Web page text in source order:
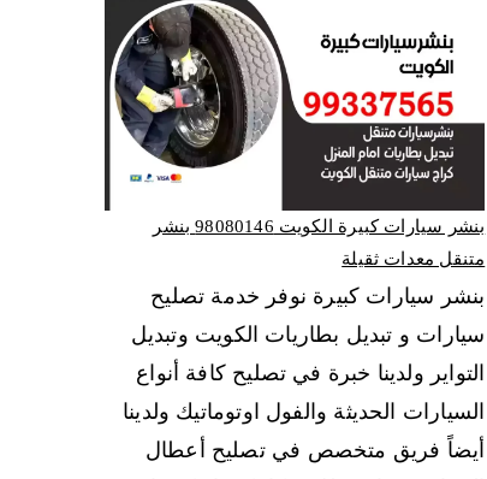
بنشر سيارات كبيرة الكويت 98080146‬ بنشر
متنقل معدات ثقيلة
بنشر سيارات كبيرة نوفر خدمة تصليح
سيارات و تبديل بطاريات الكويت وتبديل
التواير ولدينا خبرة في تصليح كافة أنواع
السيارات الحديثة والفول اوتوماتيك ولدينا
أيضاً فريق متخصص في تصليح أعطال